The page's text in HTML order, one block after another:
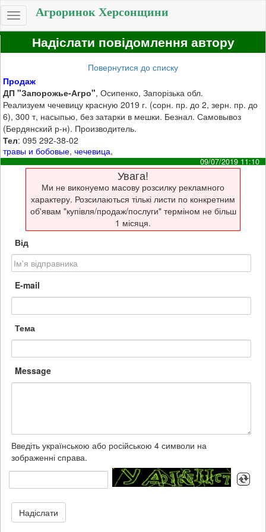
Toggle
navigation
Агроринок Херсонщини
Надіслати повідомлення автору
Повернутися до списку
Продаж
ДП "Запорожье-Агро", Осипенко, Запорізька обл.
Реализуем чечевицу красную 2019 г. (сорн. пр. до 2, зерн. пр. до
6), 300 т, насыпью, без затарки в мешки. Безнал. Самовывоз
(Бердянский р-н). Производитель.
Тел: 095 292-38-02
травы и бобовые,чечевица,
09/07/2019 11:10
Увага!
Ми не виконуемо масову розсилку рекламного
характеру. Розсилаються тількі листи по конкретним
об'явам "купівля/продаж/послуги" терміном не більш
1 місяця.
Від
E-mail
Тема
Message
Введіть українською або російською 4 символи на
зображенні справа.
Надіслати